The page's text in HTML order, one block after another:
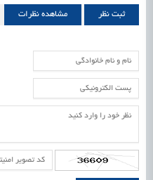
ثبت نظر مشاهده نظرات